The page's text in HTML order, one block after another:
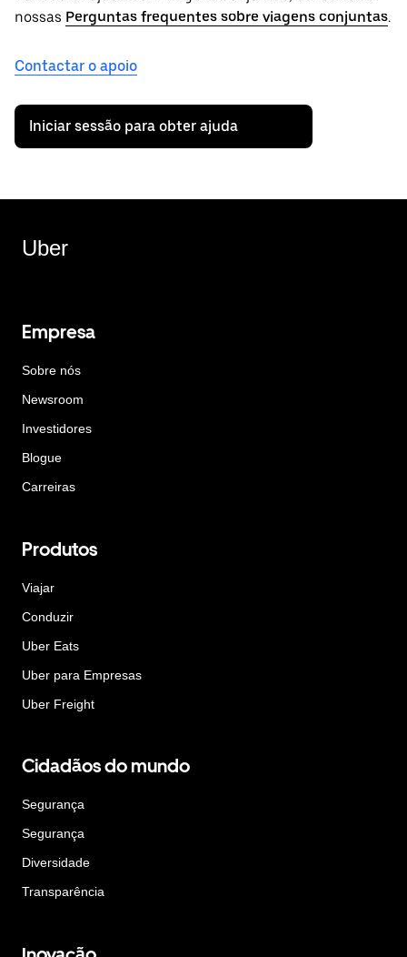
nossas Perguntas frequentes sobre viagens conjuntas.
Contactar o apoio
Iniciar sessão para obter ajuda
Uber
Empresa
Sobre nós
Newsroom
Investidores
Blogue
Carreiras
Produtos
Viajar
Conduzir
Uber Eats
Uber para Empresas
Uber Freight
Cidadãos do mundo
Segurança
Segurança
Diversidade
Transparência